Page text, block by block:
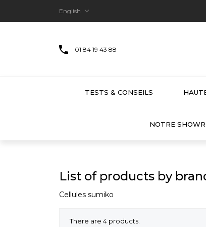
English 
01 84 19 43 88
TESTS & CONSEILS
NOTRE
List of products by
Cellules sumiko
There are 4 products.